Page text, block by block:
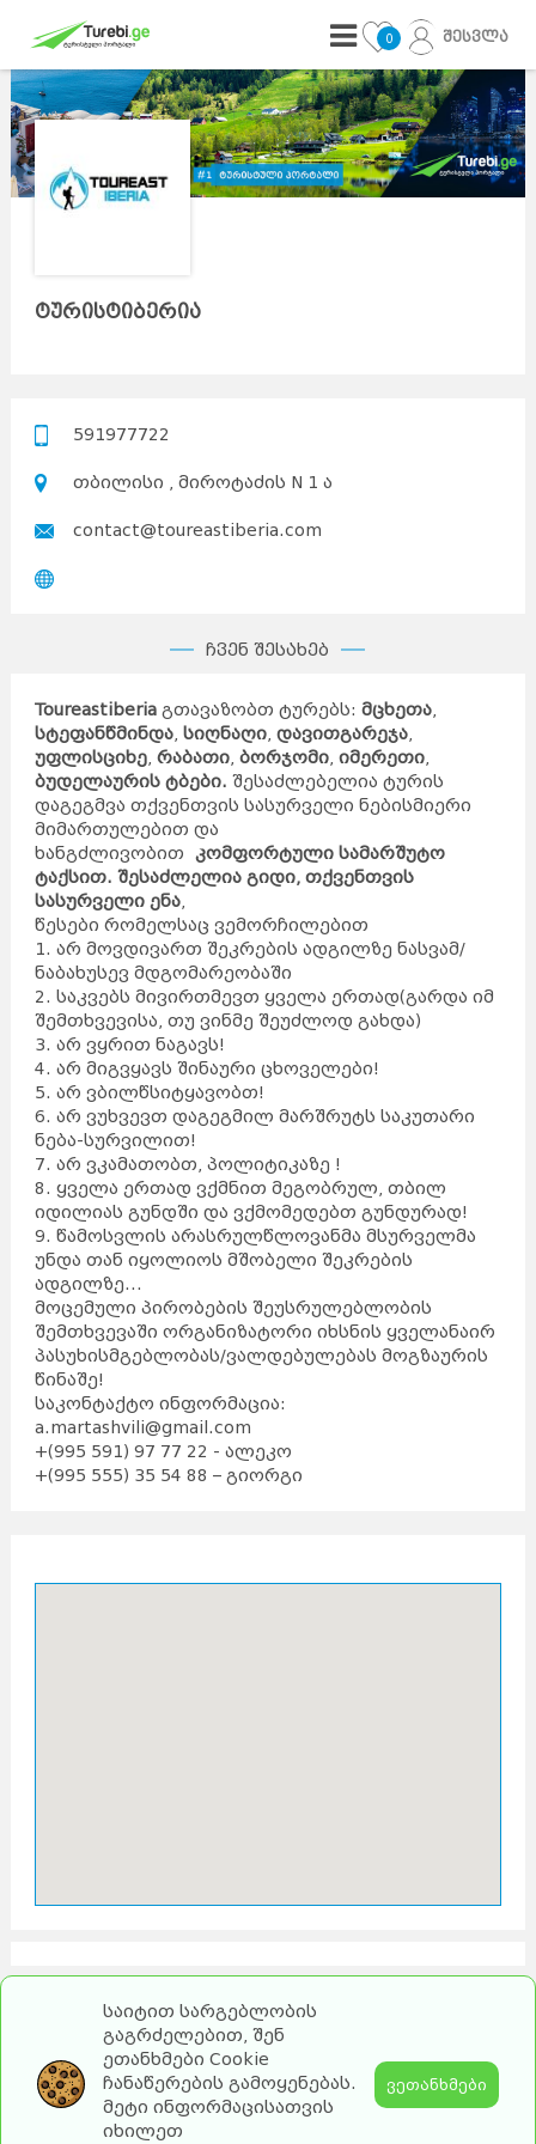
0 შესვლა
ტურისტიბერია
591977722
თბილისი , მიროტაძის N 1 ა
contact@toureastiberia.com
ჩვენ შესახებ
Toureastiberia გთავაზობთ ტურებს: მცხეთა,
სტეფანწმინდა, სიღნაღი, დავითგარეჯა,
უფლისციხე, რაბათი, ბორჯომი, იმერეთი,
ბუდელაურის ტბები. შესაძლებელია ტურის
დაგეგმვა თქვენთვის სასურველი ნებისმიერი
მიმართულებით და
ხანგძლივობით კომფორტული სამარშუტო
ტაქსით. შესაძლელია გიდი, თქვენთვის
სასურველი ენა,
წესები რომელსაც ვემორჩილებით
1. არ მოვდივართ შეკრების ადგილზე ნასვამ/
ნაბახუსევ მდგომარეობაში
2. საკვებს მივირთმევთ ყველა ერთად(გარდა იმ
შემთხვევისა, თუ ვინმე შეუძლოდ გახდა)
3. არ ვყრით ნაგავს!
4. არ მიგვყავს შინაური ცხოველები!
5. არ ვბილწსიტყავობთ!
6. არ ვუხვევთ დაგეგმილ მარშრუტს საკუთარი
ნება-სურვილით!
7. არ ვკამათობთ, პოლიტიკაზე !
8. ყველა ერთად ვქმნით მეგობრულ, თბილ
იდილიას გუნდში და ვქმომედებთ გუნდურად!
9. წამოსვლის არასრულწლოვანმა მსურველმა
უნდა თან იყოლიოს მშობელი შეკრების
ადგილზე...
მოცემული პირობების შეუსრულებლობის
შემთხვევაში ორგანიზატორი იხსნის ყველანაირ
პასუხისმგებლობას/ვალდებულებას მოგზაურის
წინაშე!
საკონტაქტო ინფორმაცია:
a.martashvili@gmail.com
+(995 591) 97 77 22 - ალეკო
+(995 555) 35 54 88 – გიორგი
საიტით სარგებლობის
გაგრძელებით, შენ
ეთანხმები Cookie
ჩანაწერების გამოყენებას.
მეტი ინფორმაცისათვის
იხილეთ
ვეთანხმები